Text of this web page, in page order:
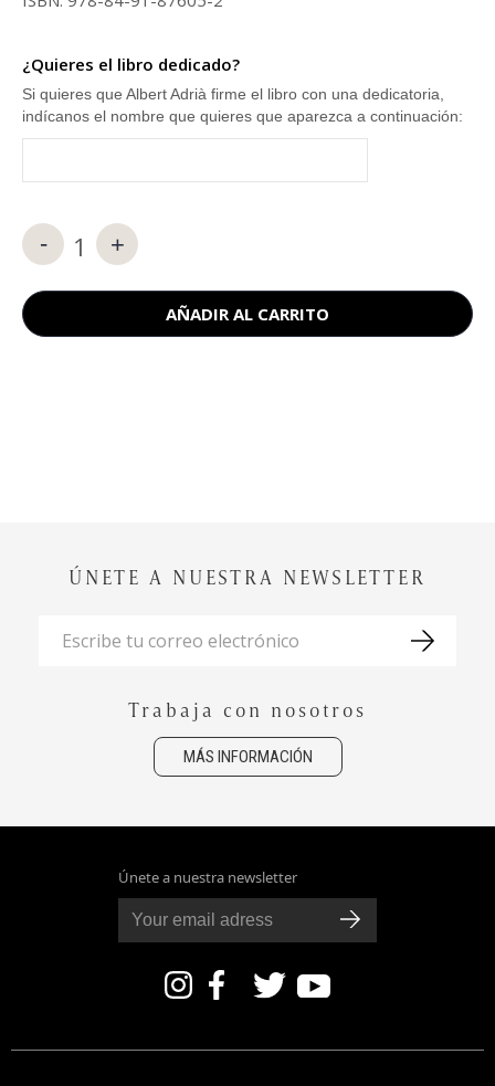
¿Quieres el libro dedicado?
Si quieres que Albert Adrià firme el libro con una dedicatoria,
indícanos el nombre que quieres que aparezca a continuación:
Candy.
postres
de
elBarri
+
-
AÑADIR AL CARRITO
ÚNETE A NUESTRA NEWSLETTER
Trabaja con nosotros
MÁS INFORMACIÓN
Únete a nuestra newsletter